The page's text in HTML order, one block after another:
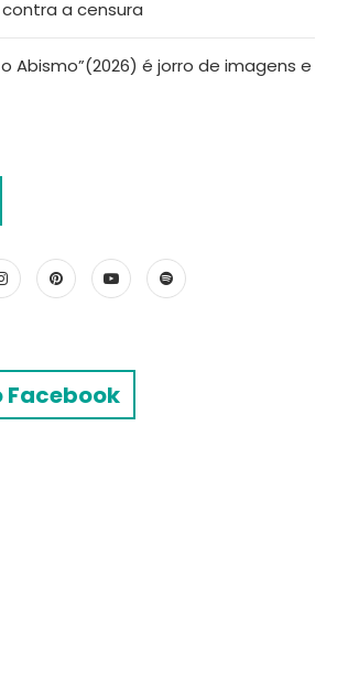
a censura
Abismo”(2026) é jorro de imagens e
Facebook